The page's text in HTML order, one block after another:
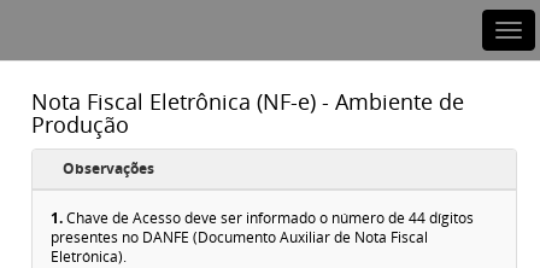
Nota Fiscal Eletrônica (NF-e) - Ambiente de
Produção
Observações
1.Chave de Acesso deve ser informado o número de 44 dígitos
presentes no DANFE (Documento Auxiliar de Nota Fiscal
Eletrónica).